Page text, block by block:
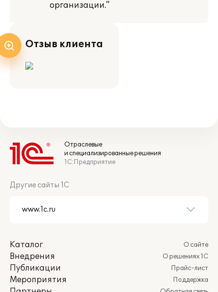
организации."
Отзыв клиента
Отраслевые
и специализированные решения
1С:Предприятие
Другие сайты 1С
Каталог
Внедрения
Публикации
Мероприятия
О сайте
О решениях 1С
Прайс-лист
Поддержка